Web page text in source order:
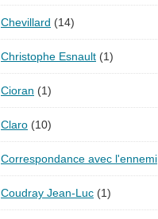
Chevillard (14)
Christophe Esnault (1)
Cioran (1)
Claro (10)
Correspondance avec l'ennemi
Coudray Jean-Luc (1)